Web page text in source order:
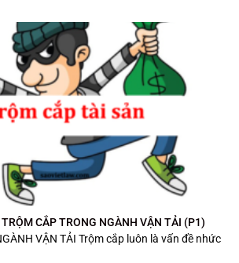
CẮP TRONG NGÀNH VẬN TẢI (P1)
VẬN TẢI Trộm cắp luôn là vấn đề nhức